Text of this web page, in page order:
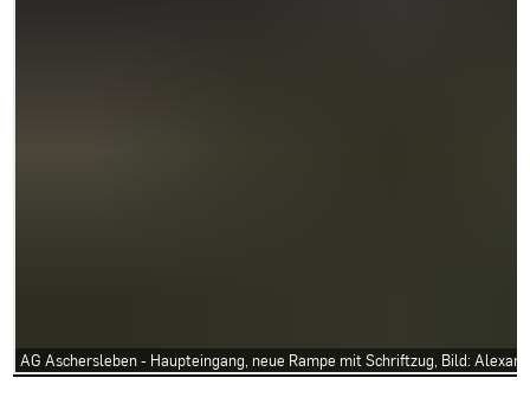
AG Aschersleben - Haupteingang, neue Rampe mit Schriftzug, Bild: